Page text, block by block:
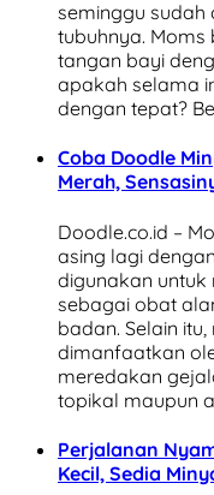
seminggu sudah
tubuhnya.
tangan bayi
apakah selama
dengan tepat?
Coba Doodle
Merah,
Doodle.co.id –
asing lagi
digunakan
sebagai obat
badan. Selain
dimanfaatkan
meredakan
topikal maupun
Perjalanan
Kecil, Sedia